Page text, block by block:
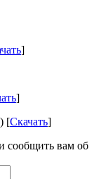
]
]
[Скачать]
сообщить вам об